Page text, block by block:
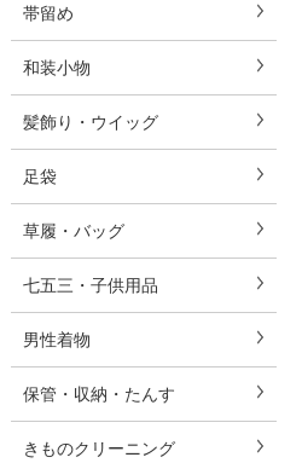
帯留め
和装小物
髪飾り・ウイッグ
足袋
草履・バッグ
七五三・子供用品
男性着物
保管・収納・たんす
きものクリーニング